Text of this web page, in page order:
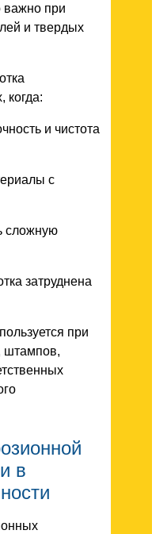
важно при
и твердых
когда:
и чистота
с
сложную
затруднена
при
штампов,
в